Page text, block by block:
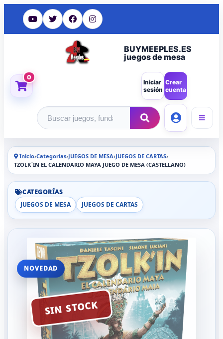
BUYMEEPLES.ES
juegos de mesa
0
Iniciar
sesión
Crear
cuenta
Buscar productos
Inicio›Categorías›JUEGOS DE MESA›JUEGOS DE CARTAS›
TZOLK´IN EL CALENDARIO MAYA JUEGO DE MESA (CASTELLANO)
CATEGORÍAS
JUEGOS DE MESA
JUEGOS DE CARTAS
NOVEDAD
SIN STOCK